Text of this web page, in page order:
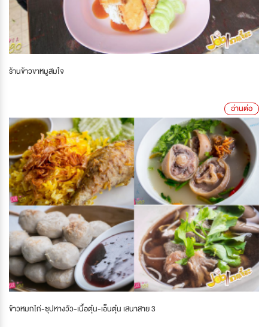
ร้านข้าวขาหมูสมใจ
อ่านต่อ
ข้าวหมกไก่-ซุปหางวัว-เนื้อตุ๋น-เอ็นตุ๋น เสนาสาย 3